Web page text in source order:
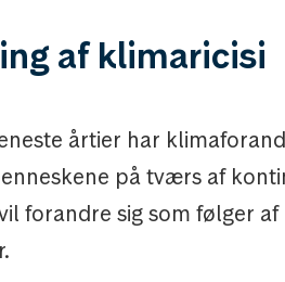
af klimaricisi
årtier har
på tværs af
forandre sig som følger